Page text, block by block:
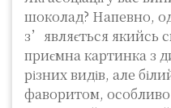
шоколад? Напевно,
з’являється якийсь
приємна картинка з
різних видів, але
фаворитом, особливо